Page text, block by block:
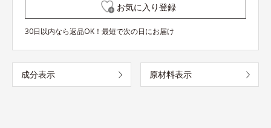
お気に入り登録
30日以内なら返品OK！最短で次の日にお届け
成分表示 原材料表示